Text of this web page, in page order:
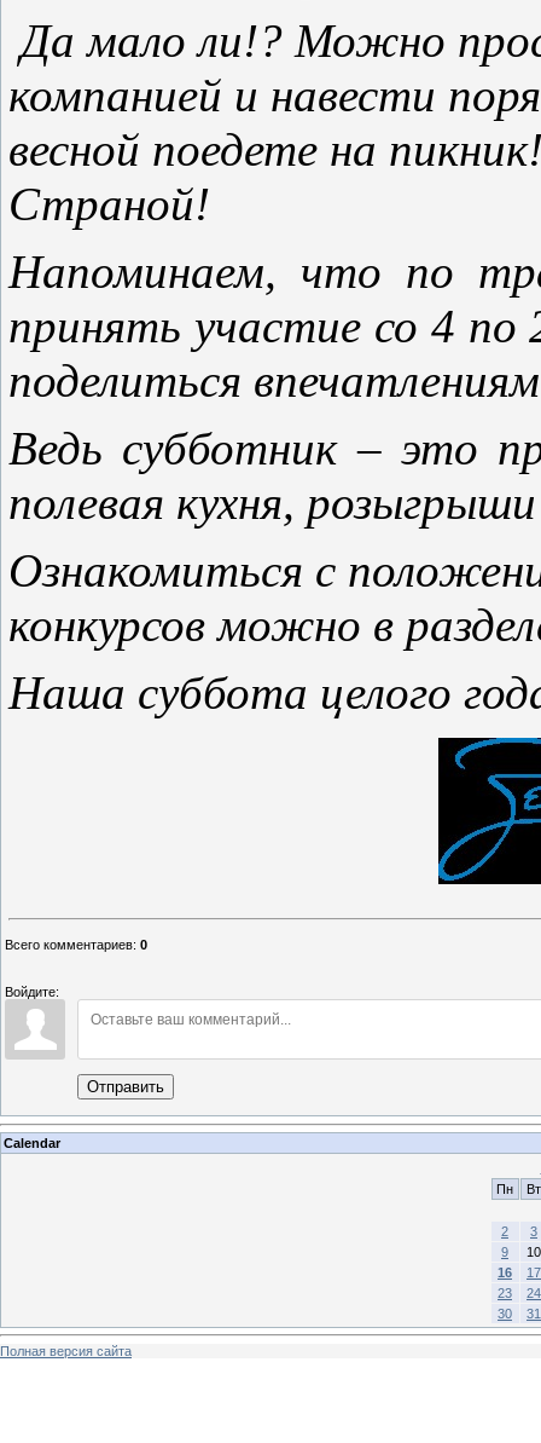
Да мало ли!? Можно
компанией и навести
весной поедете на
Страной!
Напоминаем, что по
принять участие со 4
поделиться
Ведь субботник – это
полевая кухня,
Ознакомиться с
конкурсов можно в
Наша суббота целого
Всего комментариев: 0
Войдите:
Отправить
Calendar
Пн
Вт
2
3
9
10
16
17
23
24
30
31
Полная версия сайта